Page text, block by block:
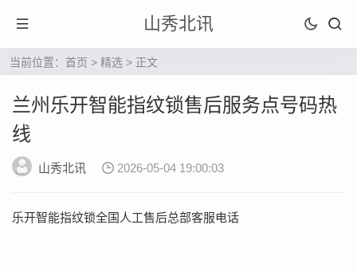
山秀北讯
当前位置： 首页 > 精选 > 正文
兰州乐开智能指纹锁售后服务点号码热
线
山秀北讯 2026-05-04 19:00:03
乐开智能指纹锁全国人工售后总部客服电话